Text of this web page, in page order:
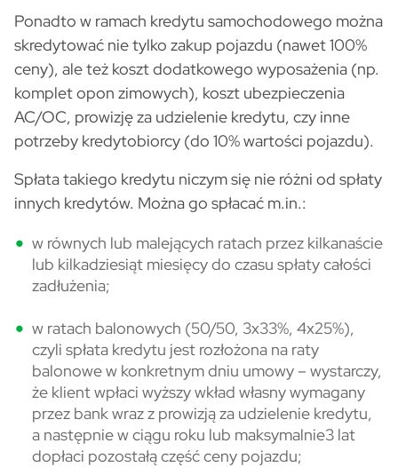
Ponadto w ramach kredytu samochodowego można
skredytować nie tylko zakup pojazdu (nawet 100%
ceny), ale też koszt dodatkowego wyposażenia (np.
komplet opon zimowych), koszt ubezpieczenia
AC/OC, prowizję za udzielenie kredytu, czy inne
potrzeby kredytobiorcy (do 10% wartości pojazdu).
Spłata takiego kredytu niczym się nie różni od spłaty
innych kredytów. Można go spłacać m.in.:
w równych lub malejących ratach przez kilkanaście
lub kilkadziesiąt miesięcy do czasu spłaty całości
zadłużenia;
w ratach balonowych (50/50, 3x33%, 4x25%),
czyli spłata kredytu jest rozłożona na raty
balonowe w konkretnym dniu umowy – wystarczy,
że klient wpłaci wyższy wkład własny wymagany
przez bank wraz z prowizją za udzielenie kredytu,
a następnie w ciągu roku lub maksymalnie3 lat
dopłaci pozostałą część ceny pojazdu;